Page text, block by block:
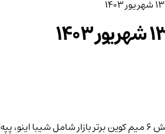
بررسی قیمت، تغییرات 24 ساعته و حجم معاملات شش 6